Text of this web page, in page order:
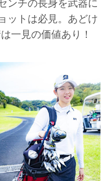
ンチの長身を武器に
ットは必見。あどけ
一見の価値あり！